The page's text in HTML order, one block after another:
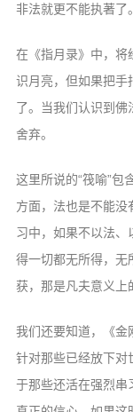
非法就更不能执著了。
在《指月录》中，将
识月亮，但如果把手
了。当我们认识到佛
舍弃。
这里所说的“筏喻”包
方面，法也是不能没
习中，如果不以法、
得一切都无所得，无
获，那是凡夫意义上
我们还要知道，《金
针对那些已经放下对
于那些还活在强烈串